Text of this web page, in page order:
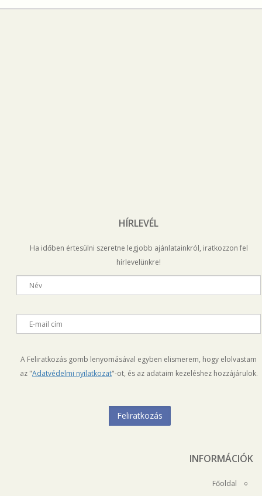
HÍRLEVÉL
Ha időben értesülni szeretne legjobb ajánlatainkról, iratkozzon fel
hírlevelünkre!
Név
E-mail cím
A Feliratkozás gomb lenyomásával egyben elismerem, hogy elolvastam
az "Adatvédelmi nyilatkozat"-ot, és az adataim kezeléshez hozzájárulok.
INFORMÁCIÓK
Főoldal